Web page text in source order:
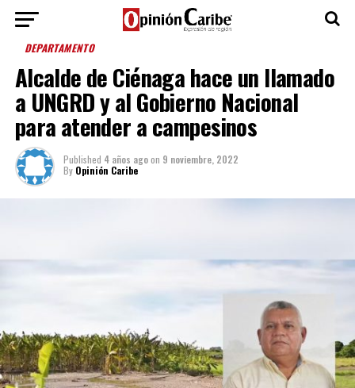
DEPARTAMENTO
Alcalde de Ciénaga hace un llamado
a UNGRD y al Gobierno Nacional
para atender a campesinos
Published 4 años agoon 9 noviembre, 2022
By Opinión Caribe